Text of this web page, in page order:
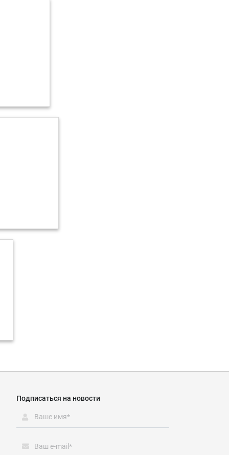
Подписаться на новости